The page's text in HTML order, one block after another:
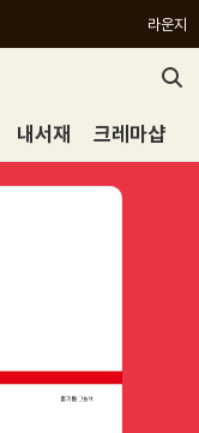
라운지
내서재 크레마샵